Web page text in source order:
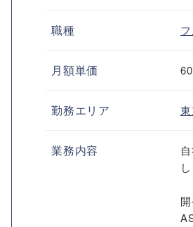
職種
月額単価
勤務エリア
業務内容